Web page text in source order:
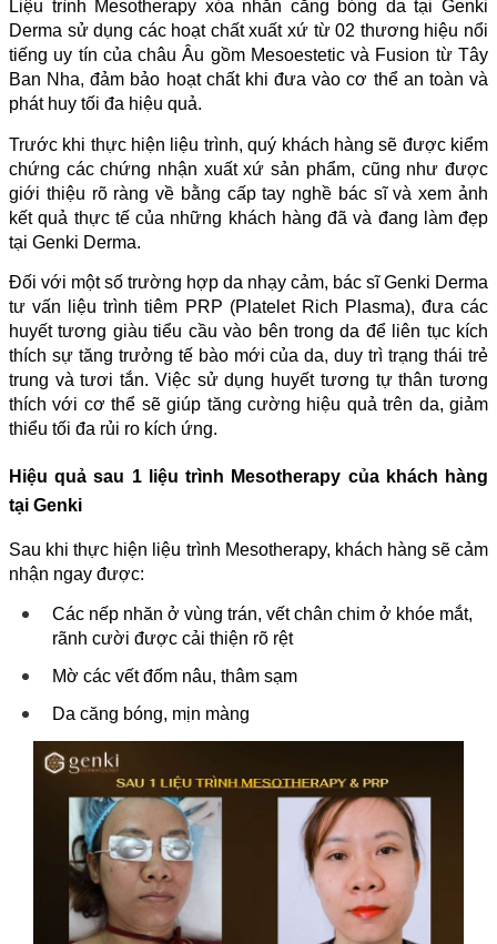
Liệu trình Mesotherapy xóa nhăn căng bóng da tại Genki
Derma sử dụng các hoạt chất xuất xứ từ 02 thương hiệu nổi
tiếng uy tín của châu Âu gồm Mesoestetic và Fusion từ Tây
Ban Nha, đảm bảo hoạt chất khi đưa vào cơ thể an toàn và
phát huy tối đa hiệu quả.
Trước khi thực hiện liệu trình, quý khách hàng sẽ được kiểm
chứng các chứng nhận xuất xứ sản phẩm, cũng như được
giới thiệu rõ ràng về bằng cấp tay nghề bác sĩ và xem ảnh
kết quả thực tế của những khách hàng đã và đang làm đẹp
tại Genki Derma.
Đối với một số trường hợp da nhạy cảm, bác sĩ Genki Derma
tư vấn liệu trình tiêm PRP (Platelet Rich Plasma), đưa các
huyết tương giàu tiểu cầu vào bên trong da để liên tục kích
thích sự tăng trưởng tế bào mới của da, duy trì trạng thái trẻ
trung và tươi tắn. Việc sử dụng huyết tương tự thân tương
thích với cơ thể sẽ giúp tăng cường hiệu quả trên da, giảm
thiểu tối đa rủi ro kích ứng.
Hiệu quả sau 1 liệu trình Mesotherapy của khách hàng
tại Genki
Sau khi thực hiện liệu trình Mesotherapy, khách hàng sẽ cảm
nhận ngay được:
Các nếp nhăn ở vùng trán, vết chân chim ở khóe mắt,
rãnh cười được cải thiện rõ rệt
Mờ các vết đốm nâu, thâm sạm
Da căng bóng, mịn màng